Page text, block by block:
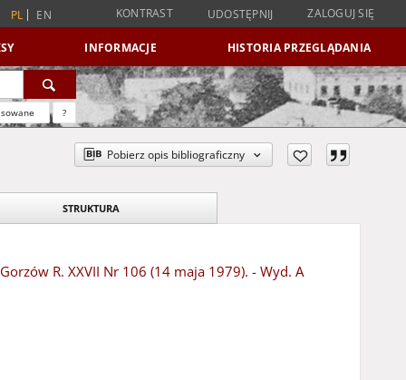
PL EN KONTRAST UDOSTĘPNIJ ZALOGUJ SIĘ
INFORMACJE HISTORIA PRZEGLĄDANIA
?
Pobierz opis bibliograficzny
STRUKTURA
R. XXVII Nr 106 (14 maja 1979). - Wyd. A